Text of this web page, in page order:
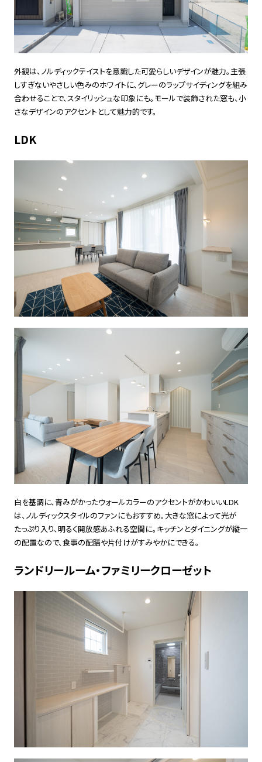
外観は、ノルディックテイストを意識した可愛らしいデザインが魅力。主張
しすぎないやさしい色みのホワイトに、グレーのラップサイディングを組み
合わせることで、スタイリッシュな印象にも。モールで装飾された窓も、小
さなデザインのアクセントとして魅力的です。
LDK
白を基調に、青みがかったウォールカラーのアクセントがかわいいLDK
は、ノルディックスタイルのファンにもおすすめ。大きな窓によって光が
たっぷり入り、明るく開放感あふれる空間に。キッチンとダイニングが縦一
の配置なので、食事の配膳や片付けがすみやかにできる。
ランドリールーム・ファミリークローゼット